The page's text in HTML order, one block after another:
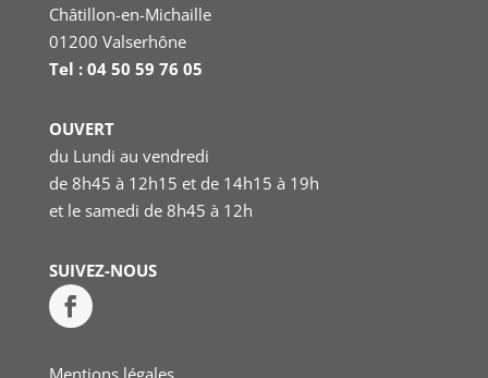
Châtillon-en-Michaille
01200 Valserhône
Tel : 04 50 59 76 05
OUVERT
du Lundi au vendredi
de 8h45 à 12h15 et de 14h15 à 19h
et le samedi de 8h45 à 12h
SUIVEZ-NOUS